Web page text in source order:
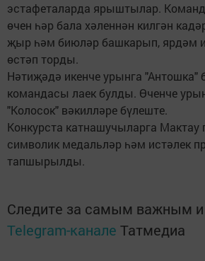
эстафеталарда ярыштылар.
өчен һәр бала хәленнән килгән
җыр һәм биюләр башкарып, ярдәм
өстәп торды.
Нәтиҗәдә икенче урынга "Антошка"
командасы лаек булды. Өченче
"Колосок" вәкилләре бүлеште.
Конкурста катнашучыларга Мактау
символик медальләр һәм истәлек
тапшырылды.
Следите за самым важным
Telegram-канале Татмедиа